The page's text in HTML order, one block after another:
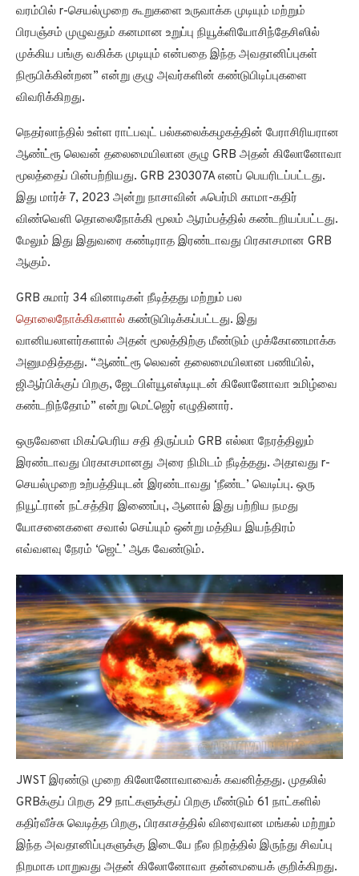
வரம்பில் r-செயல்முறை கூறுகளை உருவாக்க முடியும் மற்றும்
பிரபஞ்சம் முழுவதும் கனமான உறுப்பு நியூக்ளியோசிந்தேசிஸில்
முக்கிய பங்கு வகிக்க முடியும் என்பதை இந்த அவதானிப்புகள்
நிரூபிக்கின்றன” என்று குழு அவர்களின் கண்டுபிடிப்புகளை
விவரிக்கிறது.
நெதர்லாந்தில் உள்ள ராட்பவுட் பல்கலைக்கழகத்தின் பேராசிரியரான
ஆண்ட்ரூ லெவன் தலைமையிலான குழு GRB அதன் கிலோனோவா
மூலத்தைப் பின்பற்றியது. GRB 230307A எனப் பெயரிடப்பட்டது.
இது மார்ச் 7, 2023 அன்று நாசாவின் ஃபெர்மி காமா-கதிர்
விண்வெளி தொலைநோக்கி மூலம் ஆரம்பத்தில் கண்டறியப்பட்டது.
மேலும் இது இதுவரை கண்டிராத இரண்டாவது பிரகாசமான GRB
ஆகும்.
GRB சுமார் 34 வினாடிகள் நீடித்தது மற்றும் பல
தொலைநோக்கிகளால் கண்டுபிடிக்கப்பட்டது. இது
வானியலாளர்களால் அதன் மூலத்திற்கு மீண்டும் முக்கோணமாக்க
அனுமதித்தது. “ஆண்ட்ரூ லெவன் தலைமையிலான பணியில்,
ஜிஆர்பிக்குப் பிறகு, ஜேடபிள்யூஎஸ்டியுடன் கிலோனோவா உமிழ்வை
கண்டறிந்தோம்” என்று மெட்ஜெர் எழுதினார்.
ஒருவேளை மிகப்பெரிய சதி திருப்பம் GRB எல்லா நேரத்திலும்
இரண்டாவது பிரகாசமானது அரை நிமிடம் நீடித்தது. அதாவது r-
செயல்முறை உற்பத்தியுடன் இரண்டாவது ‘நீண்ட’ வெடிப்பு. ஒரு
நியூட்ரான் நட்சத்திர இணைப்பு, ஆனால் இது பற்றிய நமது
யோசனைகளை சவால் செய்யும் ஒன்று மத்திய இயந்திரம்
எவ்வளவு நேரம் ‘ஜெட்’ ஆக வேண்டும்.
JWST இரண்டு முறை கிலோனோவாவைக் கவனித்தது. முதலில்
GRBக்குப் பிறகு 29 நாட்களுக்குப் பிறகு மீண்டும் 61 நாட்களில்
கதிர்வீச்சு வெடித்த பிறகு, பிரகாசத்தில் விரைவான மங்கல் மற்றும்
இந்த அவதானிப்புகளுக்கு இடையே நீல நிறத்தில் இருந்து சிவப்பு
நிறமாக மாறுவது அதன் கிலோனோவா தன்மையைக் குறிக்கிறது.